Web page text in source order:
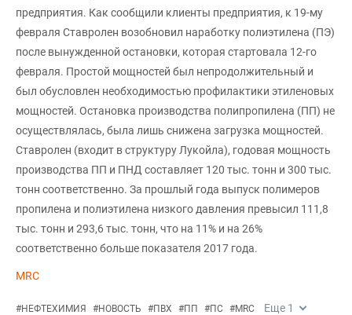
предприятия. Как сообщили клиенты предприятия, к 19-му
февраля Ставролен возобновил наработку полиэтилена (ПЭ)
после вынужденной остановки, которая стартовала 12-го
февраля. Простой мощностей был непродолжительный и
был обусловлен необходимостью профилактики этиленовых
мощностей. Остановка производства полипропилена (ПП) не
осуществлялась, была лишь снижена загрузка мощностей.
Ставролен (входит в структуру Лукойла), годовая мощность
производства ПП и ПНД составляет 120 тыс. тонн и 300 тыс.
тонн соответственно. За прошлый года выпуск полимеров
пропилена и полиэтилена низкого давления превысил 111,8
тыс. тонн и 293,6 тыс. тонн, что на 11% и на 26%
соответственно больше показателя 2017 года.
MRC
#НЕФТЕХИМИЯ #НОВОСТЬ #ПВХ #ПП #ПС #MRC Еще 1